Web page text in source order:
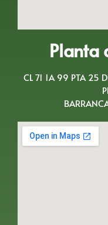
Planta
CL 71 1A 99 PTA 25